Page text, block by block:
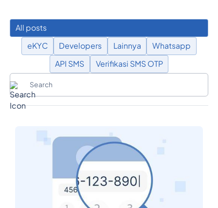
All posts
eKYC
Developers Lainnya
Whatsapp
API SMS
Verifikasi SMS OTP